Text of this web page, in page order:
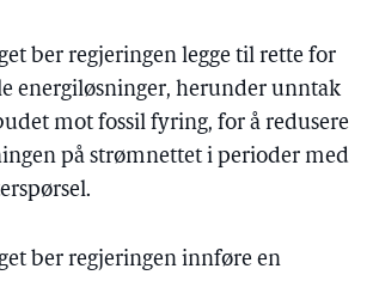
ber regjeringen legge til rette for
energiløsninger, herunder unntak
mot fossil fyring, for å redusere
på strømnettet i perioder med
ber regjeringen innføre en